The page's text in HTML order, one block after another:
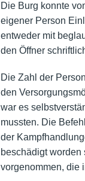
Die Burg konnte
eigener Person
entweder mit
den Öffner
Die Zahl der
den
war es
mussten. Die
der
beschädigt
vorgenommen, die